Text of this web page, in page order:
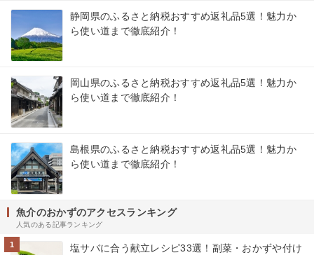
静岡県のふるさと納税おすすめ返礼品5選！魅力か
ら使い道まで徹底紹介！
岡山県のふるさと納税おすすめ返礼品5選！魅力か
ら使い道まで徹底紹介！
島根県のふるさと納税おすすめ返礼品5選！魅力か
ら使い道まで徹底紹介！
魚介のおかずのアクセスランキング
人気のある記事ランキング
1
塩サバに合う献立レシピ33選！副菜・おかずや付け